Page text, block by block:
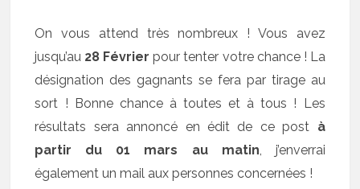
On vous attend très nombreux ! Vous avez
jusqu’au 28 Févrierpour tenter votre chance ! La
désignation des gagnants se fera par tirage au
sort ! Bonne chance à toutes et à tous ! Les
résultats sera annoncé en édit de ce post à
partir du 01 mars au matin, j’enverrai
également un mail aux personnes concernées !